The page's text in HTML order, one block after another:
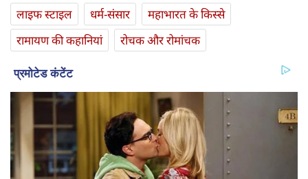
लाइफ स्‍टाइल
धर्म-संसार
महाभारत के किस्से
रामायण की कहानियां
रोचक और रोमांचक